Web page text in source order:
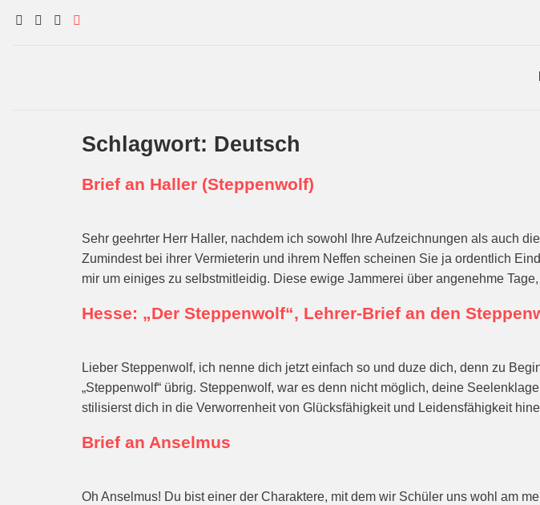
Schlagwort: Deutsch
Brief an Haller (Steppenwolf)
Sehr geehrter Herr Haller, nachdem ich sowohl Ihre Aufzeichnungen als auch
Zumindest bei ihrer Vermieterin und ihrem Neffen scheinen Sie ja ordentlich
mir um einiges zu selbstmitleidig. Diese ewige Jammerei über angenehme
Hesse: „Der Steppenwolf“, Lehrer-Brief an den
Lieber Steppenwolf, ich nenne dich jetzt einfach so und duze dich, denn zu
„Steppenwolf“ übrig. Steppenwolf, war es denn nicht möglich, deine
stilisierst dich in die Verworrenheit von Glücksfähigkeit und Leidensfähigkeit
Brief an Anselmus
Oh Anselmus! Du bist einer der Charaktere, mit dem wir Schüler uns wohl am